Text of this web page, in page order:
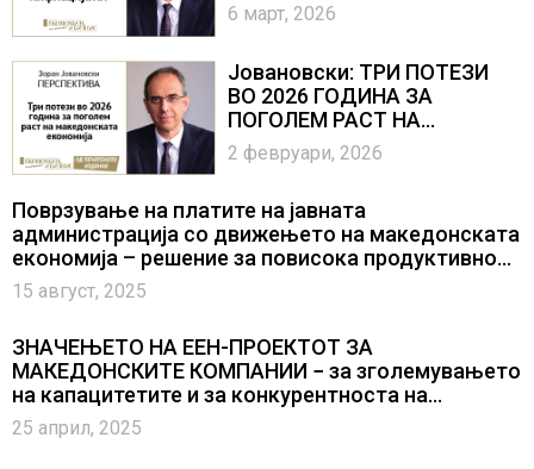
6 март, 2026
Јовановски: ТРИ ПОТЕЗИ
ВО 2026 ГОДИНА ЗА
ПОГОЛЕМ РАСТ НА
МАКЕДОНСКАТА
ЕКОНОМИЈА
2 февруари, 2026
Поврзување на платите на јавната
администрација со движењето на македонската
економија – решение за повисока продуктивност
и повисок економски раст? (од архивата)
15 август, 2025
ЗНАЧЕЊЕТО НА ЕЕН-ПРОЕКТОТ ЗА
МАКЕДОНСКИТЕ КОМПАНИИ − за зголемувањето
на капацитетите и за конкурентноста на
компаниите
25 април, 2025